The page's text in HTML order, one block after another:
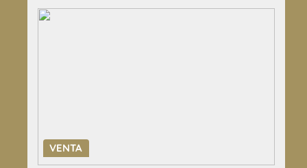
VENTA